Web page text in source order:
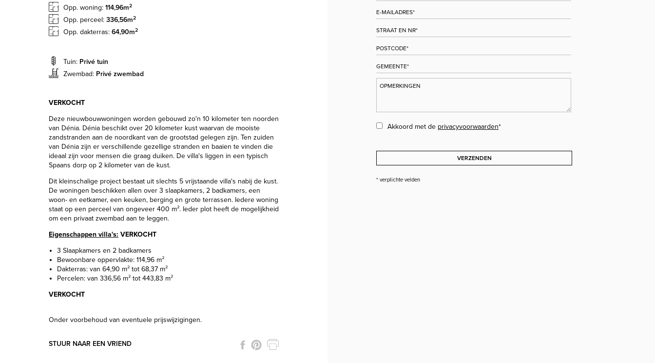
Opp. woning: 114,96m2
Opp. perceel: 336,56m2
Opp. dakterras: 64,90m2
Tuin: Privé tuin
Zwembad: Privé zwembad
VERKOCHT
Deze nieuwbouwwoningen worden gebouwd zo'n 10 kilometer ten noorden
van Dénia. Dénia beschikt over 20 kilometer kust waarvan de mooiste
zandstranden aan de noordkant van de grootstad gelegen zijn. Ten zuiden
van Dénia zijn er verschillende gezellige stranden en baaien te vinden die
ideaal zijn voor mensen die graag duiken. De villa's liggen in een typisch
Spaans dorp op 2 kilometer van de kust.
Dit kleinschalige project bestaat uit slechts 5 vrijstaande villa's nabij de kust.
De woningen beschikken allen over 3 slaapkamers, 2 badkamers, een
woon- en eetkamer, een keuken, berging en grote terrassen. Iedere woning
staat op een perceel van ongeveer 400 m². Ieder plot heeft de mogelijkheid
om een privaat zwembad aan te leggen.
Eigenschappen villa's: VERKOCHT
3 Slaapkamers en 2 badkamers
Bewoonbare oppervlakte: 114,96 m²
Dakterras: van 64,90 m² tot 68,37 m²
Percelen: van 336,56 m² tot 443,83 m²
VERKOCHT
Onder voorbehoud van eventuele prijswijzigingen.
STUUR NAAR EEN VRIEND
Akkoord met de privacyvoorwaarden*
VERZENDEN
* verplichte velden